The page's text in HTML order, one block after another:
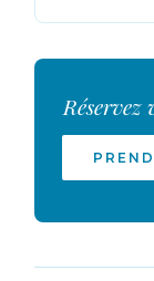
Réservez